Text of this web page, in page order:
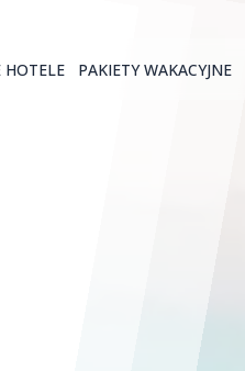
HOTELE PAKIETY WAKACYJNE